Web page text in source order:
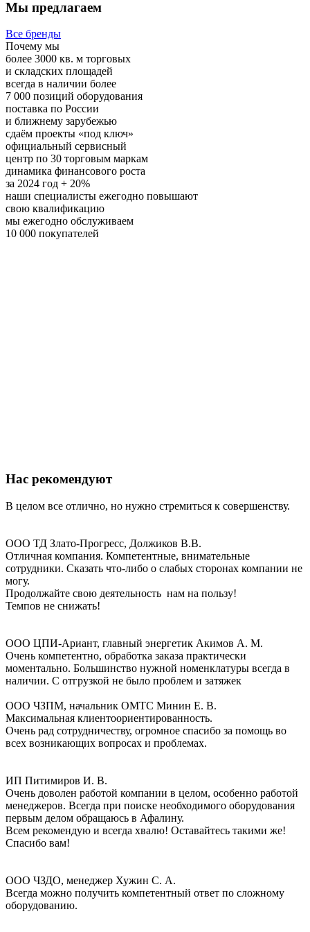
Мы предлагаем
Все бренды
Почему мы
более 3000 кв. м торговых
и складских площадей
всегда в наличии более
7 000 позиций оборудования
поставка по России
и ближнему зарубежью
сдаём проекты «под ключ»
официальный сервисный
центр по 30 торговым маркам
динамика финансового роста
за 2024 год + 20%
наши специалисты ежегодно повышают
свою квалификацию
мы ежегодно обслуживаем
10 000 покупателей
Нас рекомендуют
В целом все отлично, но нужно стремиться к совершенству.
ООО ТД Злато-Прогресс, Должиков В.В.
Отличная компания. Компетентные, внимательные
сотрудники. Сказать что-либо о слабых сторонах компании не
могу.
Продолжайте свою деятельность нам на пользу!
Темпов не снижать!
ООО ЦПИ-Ариант, главный энергетик Акимов А. М.
Очень компетентно, обработка заказа практически
моментально. Большинство нужной номенклатуры всегда в
наличии. С отгрузкой не было проблем и затяжек
ООО ЧЗПМ, начальник ОМТС Минин Е. В.
Максимальная клиентоориентированность.
Очень рад сотрудничеству, огромное спасибо за помощь во
всех возникающих вопросах и проблемах.
ИП Питимиров И. В.
Очень доволен работой компании в целом, особенно работой
менеджеров. Всегда при поиске необходимого оборудования
первым делом обращаюсь в Афалину.
Всем рекомендую и всегда хвалю! Оставайтесь такими же!
Спасибо вам!
ООО ЧЗДО, менеджер Хужин С. А.
Всегда можно получить компетентный ответ по сложному
оборудованию.